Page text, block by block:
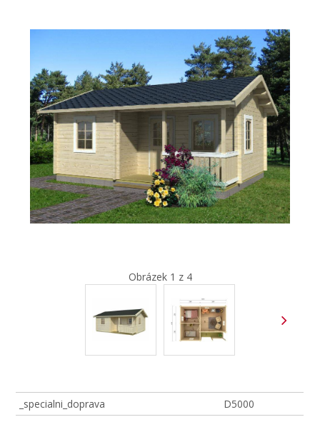
Obrázek 1 z 4
_specialni_doprava D5000